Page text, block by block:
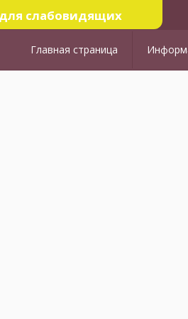
слабовидящих
Главная страница